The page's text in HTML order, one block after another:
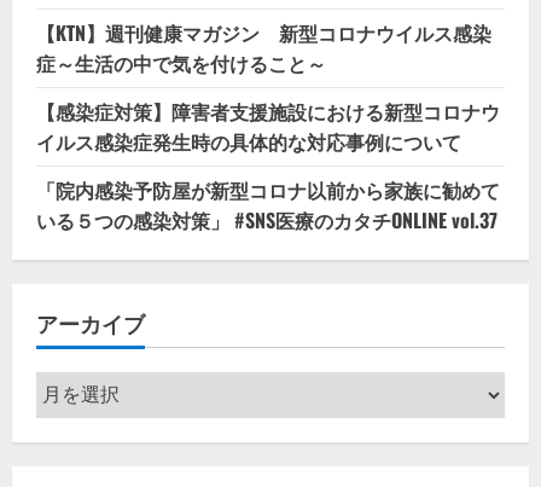
【KTN】週刊健康マガジン 新型コロナウイルス感染
症～生活の中で気を付けること～
【感染症対策】障害者支援施設における新型コロナウ
イルス感染症発生時の具体的な対応事例について
「院内感染予防屋が新型コロナ以前から家族に勧めて
いる５つの感染対策」 #SNS医療のカタチONLINE vol.37
アーカイブ
ア
ー
カ